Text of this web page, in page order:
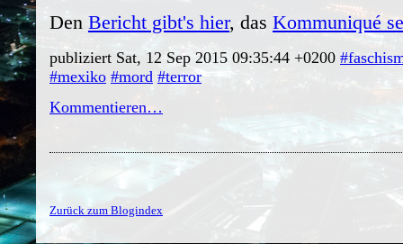
Den Bericht gibt's hier, das Kommuniqué
publiziert Sat, 12 Sep 2015 09:35:44 +0200
#mexiko #mord #terror
Kommentieren…
Zurück zum Blogindex